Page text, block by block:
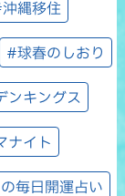
縄移住
#球春のしおり
ンキングス
ナイト
毎日開運占い